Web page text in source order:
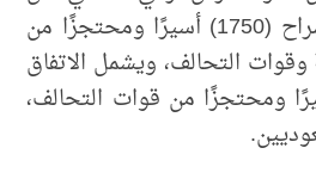
توقيع اتفاق إطلاق سراح (1750) أسيرًا ومحتجزًا من
التحالف، ويشمل الاتفاق
(27) أسيرًا ومحتجزًا من قوات التحالف،